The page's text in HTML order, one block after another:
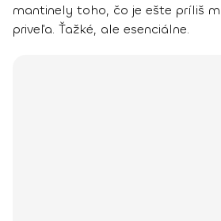
mantinely toho, čo je ešte príliš
priveľa. Ťažké, ale esenciálne.